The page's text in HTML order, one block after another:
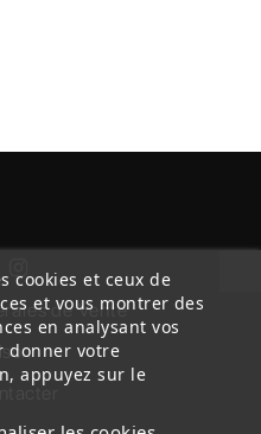
de Vente
cookies et ceux de
et vous montrer des
en analysant vos
donner votre
appuyez sur le